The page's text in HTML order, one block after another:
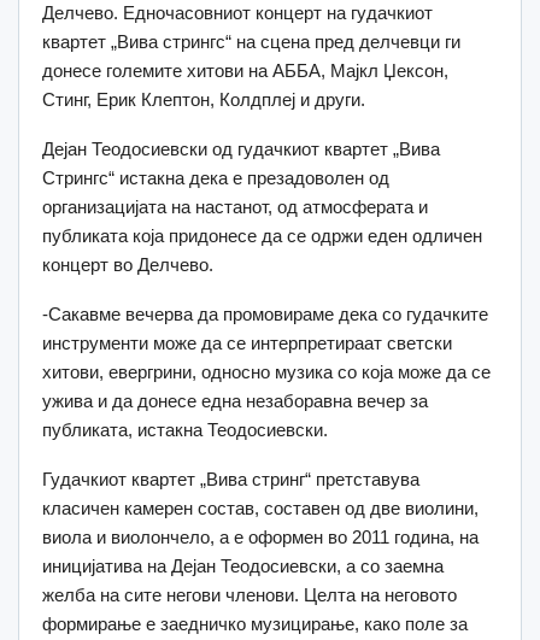
Делчево. Едночасовниот концерт на гудачкиот
квартет „Вива стрингс“ на сцена пред делчевци ги
донесе големите хитови на АББА, Мајкл Џексон,
Стинг, Ерик Клептон, Колдплеј и други.
Дејан Теодосиевски од гудачкиот квартет „Вива
Стрингс“ истакна дека е презадоволен од
организацијата на настанот, од атмосферата и
публиката која придонесе да се одржи еден одличен
концерт во Делчево.
-Сакавме вечерва да промовираме дека со гудачките
инструменти може да се интерпретираат светски
хитови, евергрини, односно музика со која може да се
ужива и да донесе една незаборавна вечер за
публиката, истакна Теодосиевски.
Гудачкиот квартет „Вива стринг“ претставува
класичен камерен состав, составен од две виолини,
виола и виолончело, а е оформен во 2011 година, на
иницијатива на Дејан Теодосиевски, а со заемна
желба на сите негови членови. Целта на неговото
формирање е заедничко музицирање, како поле за